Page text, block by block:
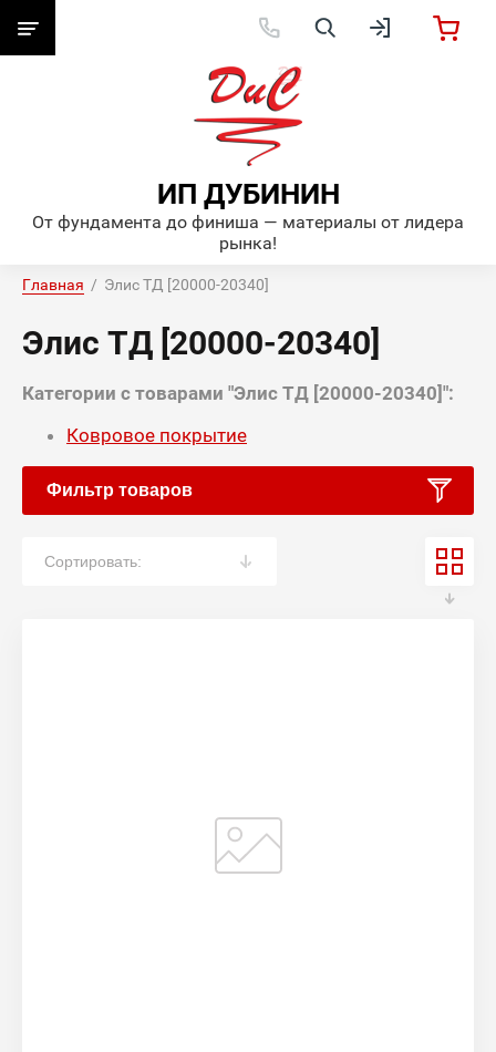
ИП ДУБИНИН
От фундамента до финиша — материалы от лидера
рынка!
Главная
  /  Элис ТД [20000-20340]
Элис ТД [20000-20340]
Категории с товарами "Элис ТД [20000-20340]":
Ковровое покрытие
Фильтр товаров
Сортировать: